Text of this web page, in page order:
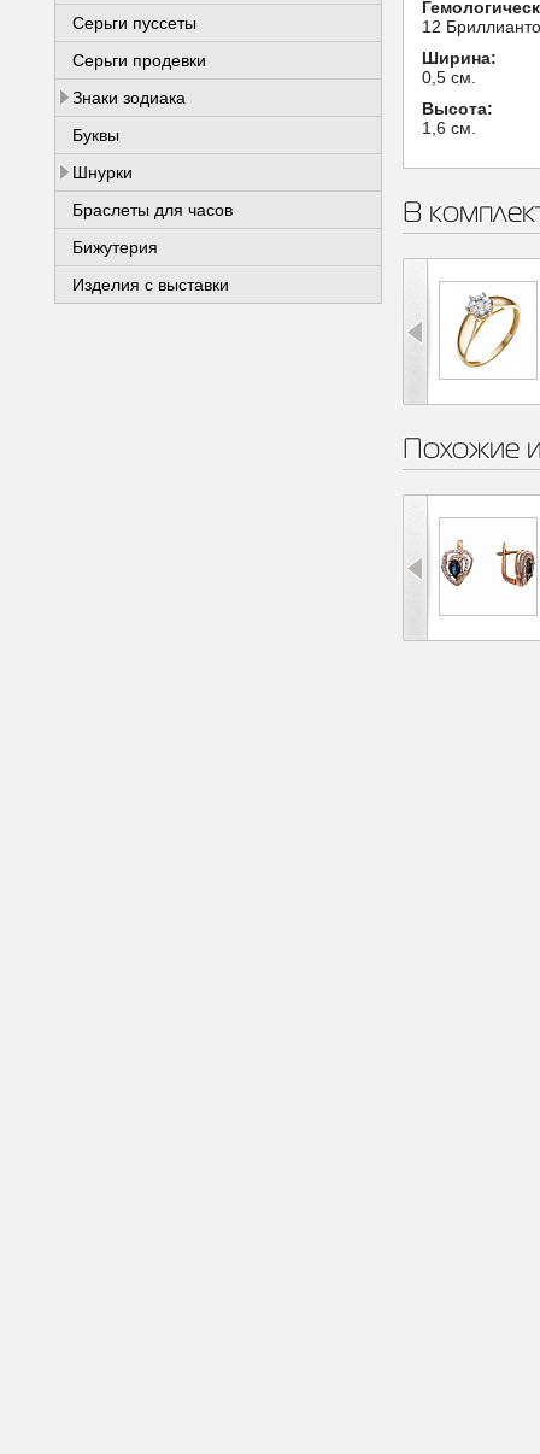
Серьги пуссеты
Серьги продевки
Знаки зодиака
Буквы
Шнурки
Браслеты для часов
Бижутерия
Изделия с выставки
12
Ширина:
0,5 см.
Высота:
1,6 см.
В
Похожие